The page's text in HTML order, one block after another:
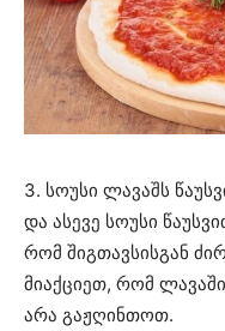
3. სოუსი ლავაშს
და ასევე სოუსი
რომ შიგთავსისგან
მიაქციეთ, რომ
არა გაჟღინთოთ.